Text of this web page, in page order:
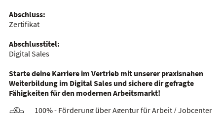
Abschluss:
Zertifikat
Abschlusstitel:
Digital Sales
Starte deine Karriere im Vertrieb mit unserer praxisnahen
Weiterbildung im Digital Sales und sichere dir gefragte
Fähigkeiten für den modernen Arbeitsmarkt!
100% - Förderung über Agentur für Arbeit / Jobcenter